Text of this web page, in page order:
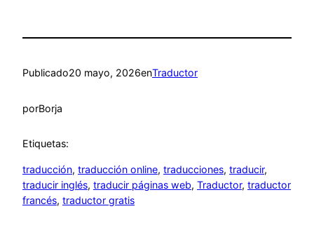
Publicado20 mayo, 2026enTraductor
porBorja
Etiquetas:
traducción, traducción online, traducciones, traducir
traducir inglés, traducir páginas web, Traductor, traductor
francés, traductor gratis